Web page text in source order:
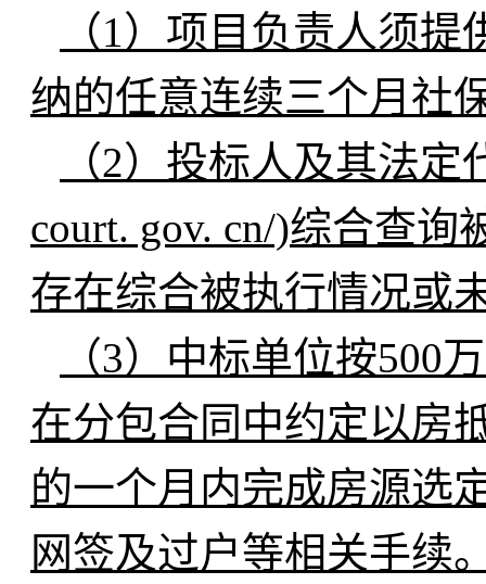
（1）项目负责人须
纳的任意连续三个月社
（2）投标人及其法
court. gov. cn/)综合查
存在综合被执行情况或
（3）中标单位按500
在分包合同中约定以房
的一个月内完成房源选
网签及过户等相关手续